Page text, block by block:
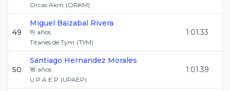
Orcas Akm (ORKM)
49
Miguel Baizabal Rivera
19 años
Titanes de Tym (TYM)
1:01.33
50
Santiago Hernandez Morales
18 años
U P A E P (UPAEP)
1:01.39